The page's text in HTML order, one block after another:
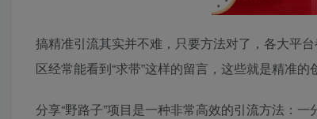
搞精准引流其实并不难，只要方法对了，各大平
区经常能看到“求带”这样的留言，这些就是精准的
分享“野路子”项目是一种非常高效的引流方法：